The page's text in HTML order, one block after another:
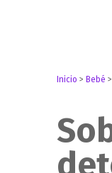
Inicio > Bebé >